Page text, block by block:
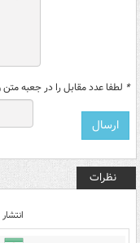
* لطفا عدد مقابل را در جعبه متن
نظرات